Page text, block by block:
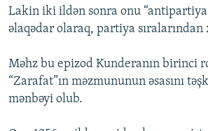
Lakin iki ildən sonra onu
əlaqədar olaraq, partiya
Məhz bu epizod Kunderanın birinci
“Zarafat”ın məzmununun əsasını
mənbəyi olub.